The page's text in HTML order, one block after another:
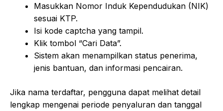
Masukkan Nomor Induk Kependudukan (NIK)
sesuai KTP.
Isi kode captcha yang tampil.
Klik tombol “Cari Data”.
Sistem akan menampilkan status penerima,
jenis bantuan, dan informasi pencairan.
Jika nama terdaftar, pengguna dapat melihat detail
lengkap mengenai periode penyaluran dan tanggal